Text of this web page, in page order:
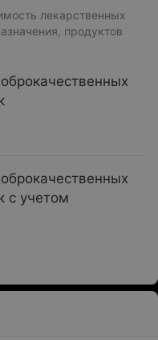
лекарственных
продуктов
с учетом